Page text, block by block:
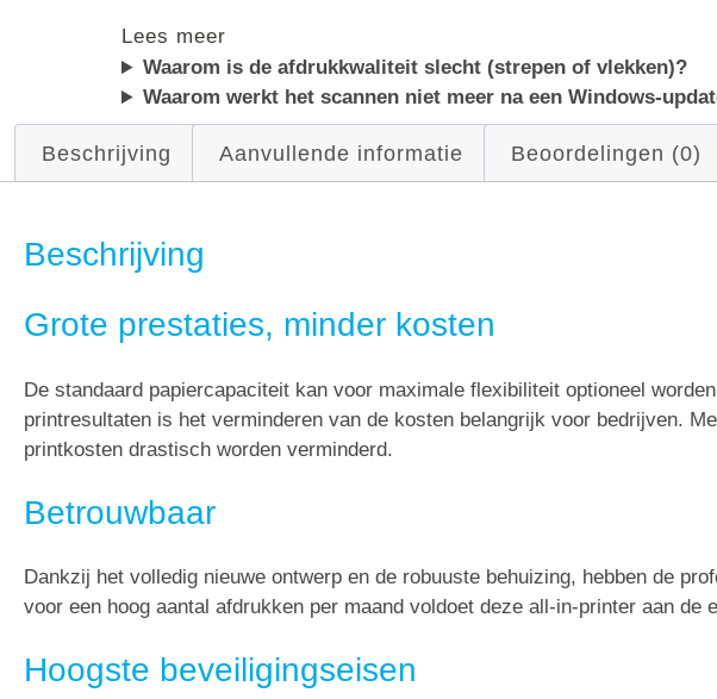
Lees meer
Waarom is de afdrukkwaliteit slecht (strepen of vlekken)?
Waarom werkt het scannen niet meer na een Windows-
Beschrijving Aanvullende informatie Beoordelingen (0)
Beschrijving
Grote prestaties, minder kosten
De standaard papiercapaciteit kan voor maximale flexibiliteit optioneel
printresultaten is het verminderen van de kosten belangrijk voor bedrijven.
printkosten drastisch worden verminderd.
Betrouwbaar
Dankzij het volledig nieuwe ontwerp en de robuuste behuizing, hebben de
voor een hoog aantal afdrukken per maand voldoet deze all-in-printer aan
Hoogste beveiligingseisen